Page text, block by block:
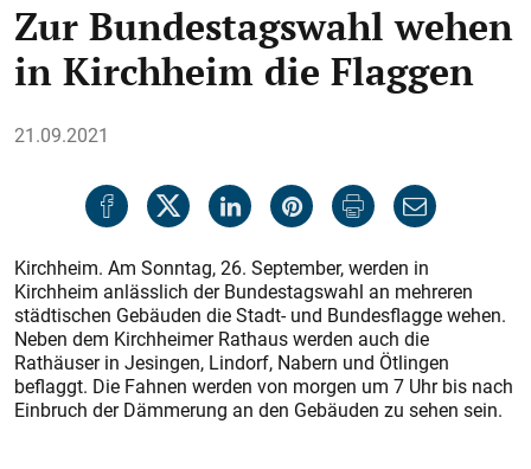
Zur Bundestagswahl wehen
in Kirchheim die Flaggen
21.09.2021
Kirchheim. Am Sonntag, 26. September, werden in
Kirchheim anlässlich der Bundestagswahl an mehreren
städtischen Gebäuden die Stadt- und Bundesflagge wehen.
Neben dem Kirchheimer Rathaus werden auch die
Rathäuser in Jesingen, Lindorf, Nabern und Ötlingen
beflaggt. Die Fahnen werden von morgen um 7 Uhr bis nach
Einbruch der Dämmerung an den Gebäuden zu sehen sein.